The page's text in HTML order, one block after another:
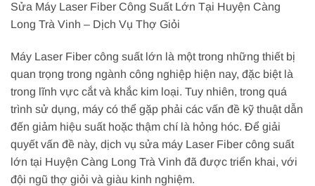
Sửa Máy Laser Fiber Công Suất Lớn Tại Huyện Càng
Long Trà Vinh – Dịch Vụ Thợ Giỏi
Máy Laser Fiber công suất lớn là một trong những thiết bị
quan trọng trong ngành công nghiệp hiện nay, đặc biệt là
trong lĩnh vực cắt và khắc kim loại. Tuy nhiên, trong quá
trình sử dụng, máy có thể gặp phải các vấn đề kỹ thuật dẫn
đến giảm hiệu suất hoặc thậm chí là hỏng hóc. Để giải
quyết vấn đề này, dịch vụ sửa máy Laser Fiber công suất
lớn tại Huyện Càng Long Trà Vinh đã được triển khai, với
đội ngũ thợ giỏi và giàu kinh nghiệm.